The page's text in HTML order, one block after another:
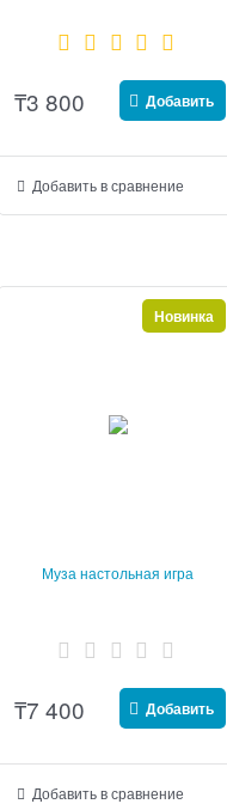
₸3 800 Добавить
Добавить в сравнение
Муза настольная игра
Новинка
₸7 400 Добавить
Добавить в сравнение